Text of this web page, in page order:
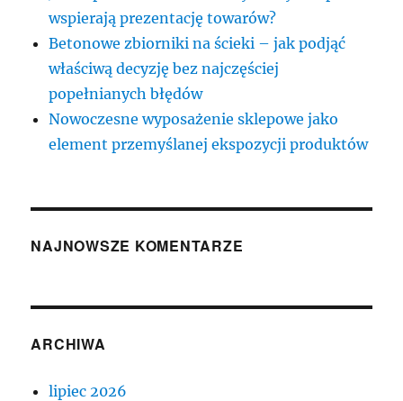
wspierają prezentację towarów?
Betonowe zbiorniki na ścieki – jak podjąć
właściwą decyzję bez najczęściej
popełnianych błędów
Nowoczesne wyposażenie sklepowe jako
element przemyślanej ekspozycji produktów
NAJNOWSZE KOMENTARZE
ARCHIWA
lipiec 2026